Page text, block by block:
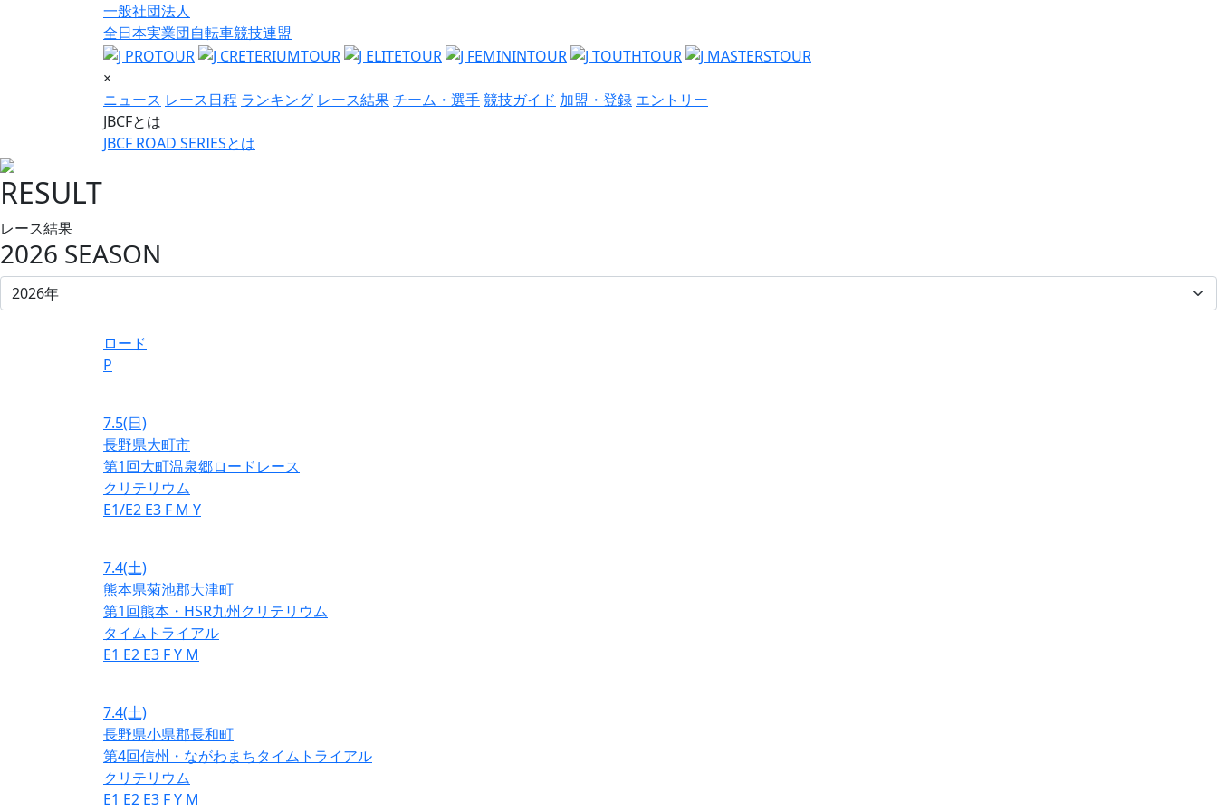
一般社団法人
全日本実業団自転車競技連盟
×
ニュース レース日程 ランキング レース結果チーム・選手競技ガイド 加盟・登録 エントリー
JBCFとは
JBCF ROAD SERIESとは
RESULT
レース結果
2026 SEASON
ロード
P
7.5(日)
長野県大町市
第1回大町温泉郷ロードレース
クリテリウム
E1/E2 E3 F M Y
7.4(土)
熊本県菊池郡大津町
第1回熊本・HSR九州クリテリウム
タイムトライアル
E1 E2 E3 FY M
7.4(土)
長野県小県郡長和町
第4回信州・ながわまちタイムトライアル
クリテリウム
E1 E2 E3 FY M